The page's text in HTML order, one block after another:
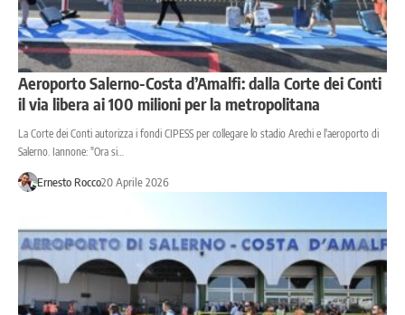
Aeroporto Salerno-Costa d’Amalfi: dalla Corte dei Conti
il via libera ai 100 milioni per la metropolitana
La Corte dei Conti autorizza i fondi CIPESS per collegare lo stadio Arechi e l'aeroporto di
Salerno. Iannone: "Ora si…
Ernesto Rocco20 Aprile 2026